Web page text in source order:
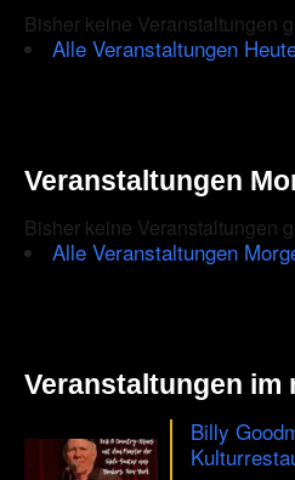
Bisher keine Veranstaltungen
Alle Veranstaltungen
Veranstaltungen
Bisher keine Veranstaltungen
Alle Veranstaltungen
Veranstaltungen im
Billy